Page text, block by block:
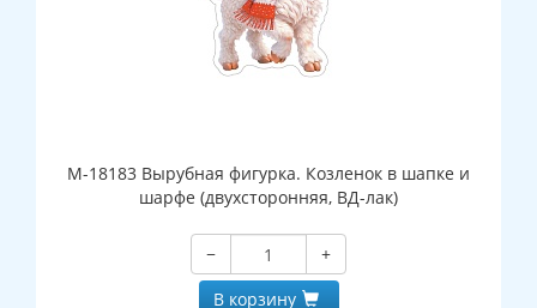
М-18183 Вырубная фигурка. Козленок в шапке и
шарфе (двухсторонняя, ВД-лак)
−
+
В корзину